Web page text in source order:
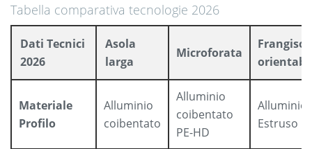
Tabella comparativa tecnologie 2026
Dati Tecnici
2026
Asola
larga
Microforata
Materiale
Profilo
Alluminio
coibentato
Alluminio
coibentato
PE-HD
Alluminio
Estruso